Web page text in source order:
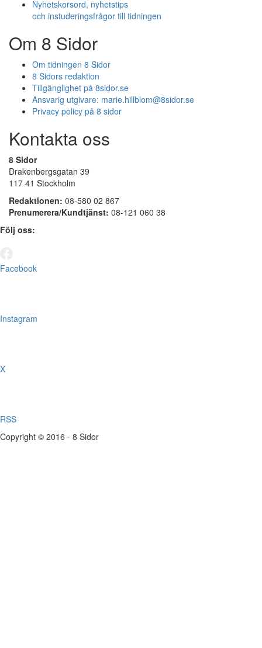
Nyhetskorsord, nyhetstips
och instuderingsfrågor till tidningen
Om 8 Sidor
Om tidningen 8 Sidor
8 Sidors redaktion
Tillgänglighet på 8sidor.se
Ansvarig utgivare: marie.hillblom@8sidor.se
Privacy policy på 8 sidor
Kontakta oss
8 Sidor
Drakenbergsgatan 39
117 41 Stockholm
Redaktionen: 08-580 02 867
Prenumerera/Kundtjänst: 08-121 060 38
Följ oss:
Facebook
Instagram
X
RSS
Copyright © 2016 - 8 Sidor